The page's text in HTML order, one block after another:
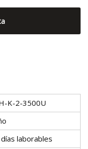
K-2-3500U
laborables